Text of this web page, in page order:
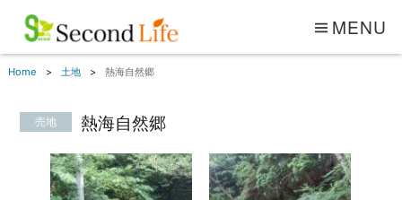
MENU
Home 土地 熱海自然郷
売地 熱海自然郷